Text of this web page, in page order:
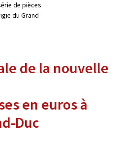
de pièces
du Grand-
de la nouvelle
en euros à
Duc